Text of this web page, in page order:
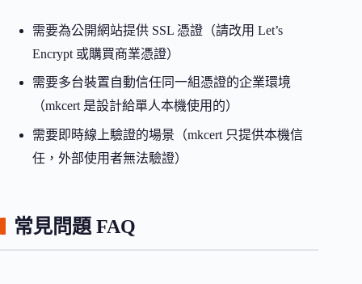
需要為公開網站提供 SSL 憑證（請改用 Let’s
Encrypt 或購買商業憑證）
需要多台裝置自動信任同一組憑證的企業環境
（mkcert 是設計給單人本機使用的）
需要即時線上驗證的場景（mkcert 只提供本機信
任，外部使用者無法驗證）
常見問題 FAQ